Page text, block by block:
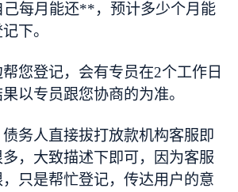
每月能还**，预计多少个月能
下。
您登记，会有专员在2个工作日
以专员跟您协商的为准。
务人直接拔打放款机构客服即
，大致描述下即可，因为客服
只是帮忙登记，传达用户的意